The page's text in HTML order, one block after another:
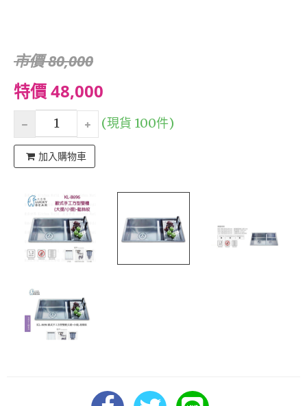
市價 80,000
特價 48,000
(現貨 100件)
加入購物車